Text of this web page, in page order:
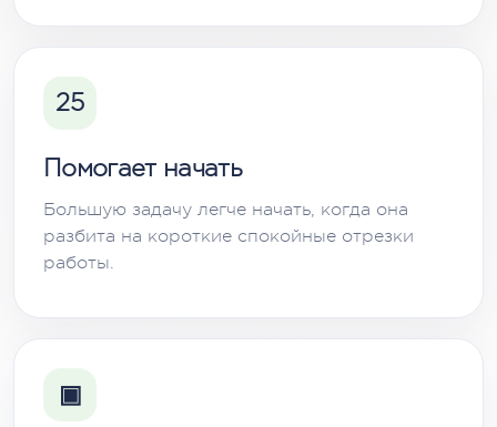
25
Помогает начать
Большую задачу легче начать, когда она
разбита на короткие спокойные отрезки
работы.
▣